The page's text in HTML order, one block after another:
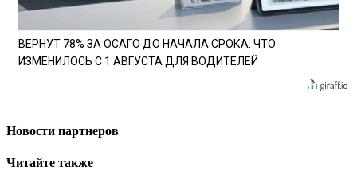
ВЕРНУТ 78% ЗА ОСАГО ДО НАЧАЛА СРОКА. ЧТО
ИЗМЕНИЛОСЬ С 1 АВГУСТА ДЛЯ ВОДИТЕЛЕЙ
Новости партнеров
Читайте также